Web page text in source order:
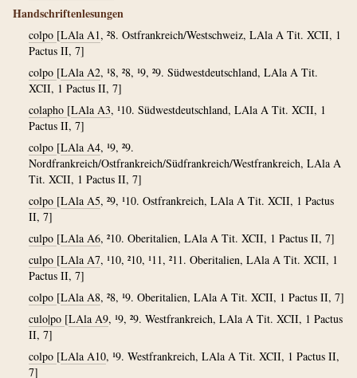
Handschriftenlesungen
colpo [LAla A1, ²8. Ostfrankreich/Westschweiz, LAla A Tit. XCII, 1
Pactus II, 7]
colpo [LAla A2, ¹8, ²8, ¹9, ²9. Südwestdeutschland, LAla A Tit.
XCII, 1 Pactus II, 7]
colapho [LAla A3, ¹10. Südwestdeutschland, LAla A Tit. XCII, 1
Pactus II, 7]
colpo [LAla A4, ¹9, ²9.
Nordfrankreich/Ostfrankreich/Südfrankreich/Westfrankreich, LAla A
Tit. XCII, 1 Pactus II, 7]
colpo [LAla A5, ²9, ¹10. Ostfrankreich, LAla A Tit. XCII, 1 Pactus
II, 7]
culpo [LAla A6, ²10. Oberitalien, LAla A Tit. XCII, 1 Pactus II, 7]
culpo [LAla A7, ¹10, ²10, ¹11, ²11. Oberitalien, LAla A Tit. XCII, 1
Pactus II, 7]
colpo [LAla A8, ²8, ¹9. Oberitalien, LAla A Tit. XCII, 1 Pactus II, 7]
culo|po [LAla A9, ¹9, ²9. Westfrankreich, LAla A Tit. XCII, 1 Pactus
II, 7]
colpo [LAla A10, ¹9. Westfrankreich, LAla A Tit. XCII, 1 Pactus II,
7]